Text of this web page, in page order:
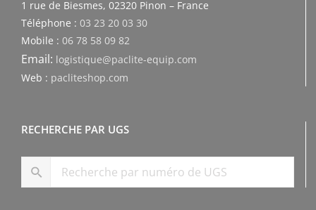
1 rue de Biesmes, 02320 Pinon – France
Téléphone : 03 23 20 03 30
Mobile : 06 78 58 09 82
Email: logistique@paclite-equip.com
Web : pacliteshop.com
RECHERCHE PAR UGS